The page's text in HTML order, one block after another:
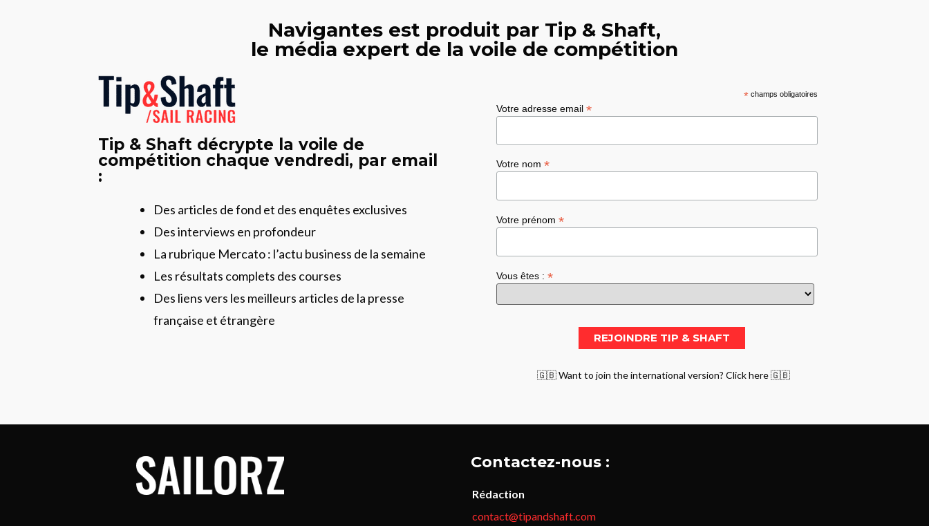
Navigantes est produit par Tip & Shaft,
le média expert de la voile de compétition
Tip & Shaft décrypte la voile de
compétition chaque vendredi, par email
:
Des articles de fond et des enquêtes exclusives
Des interviews en profondeur
La rubrique Mercato : l’actu business de la semaine
Les résultats complets des courses
Des liens vers les meilleurs articles de la presse
française et étrangère
*champs obligatoires
Votre adresse email *
Votre nom *
Votre prénom *
Vous êtes : *
🇬🇧 Want to join the international version? Click here 🇬🇧
Contactez-nous :
Rédaction
contact@tipandshaft.com